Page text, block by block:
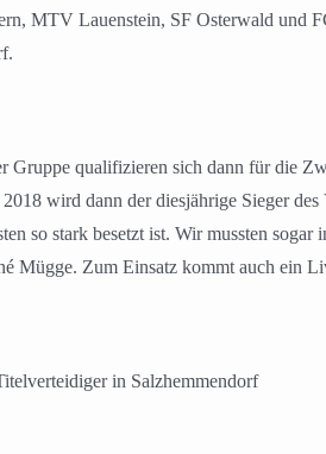
MTV Lauenstein, SF Osterwald und
Gruppe qualifizieren sich dann für die
wird dann der diesjährige Sieger
so stark besetzt ist. Wir mussten
Mügge. Zum Einsatz kommt auch ein
in Salzhemmendorf